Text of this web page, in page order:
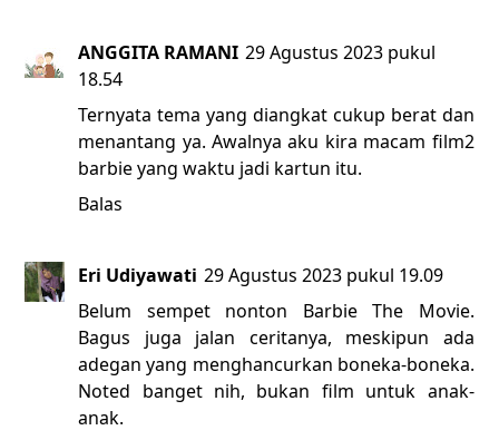
ANGGITA RAMANI 29 Agustus 2023 pukul
18.54
Ternyata tema yang diangkat cukup berat dan
menantang ya. Awalnya aku kira macam film2
barbie yang waktu jadi kartun itu.
Balas
Eri Udiyawati 29 Agustus 2023 pukul 19.09
Belum sempet nonton Barbie The Movie.
Bagus juga jalan ceritanya, meskipun ada
adegan yang menghancurkan boneka-boneka.
Noted banget nih, bukan film untuk anak-
anak.